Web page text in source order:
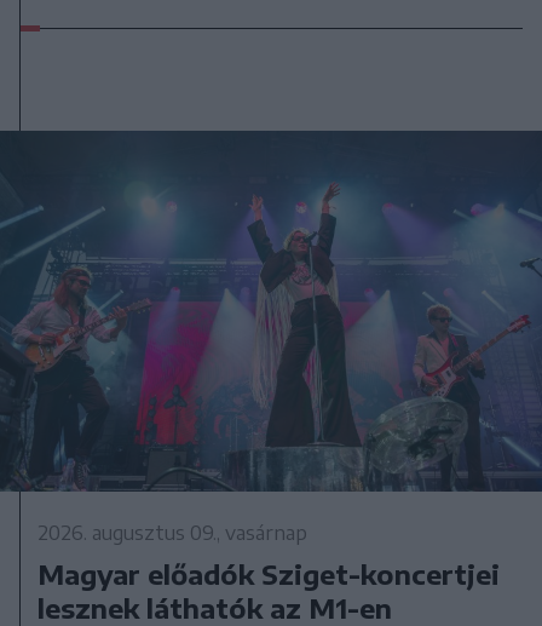
2026. augusztus 09., vasárnap
Magyar előadók Sziget-koncertjei
lesznek láthatók az M1-en